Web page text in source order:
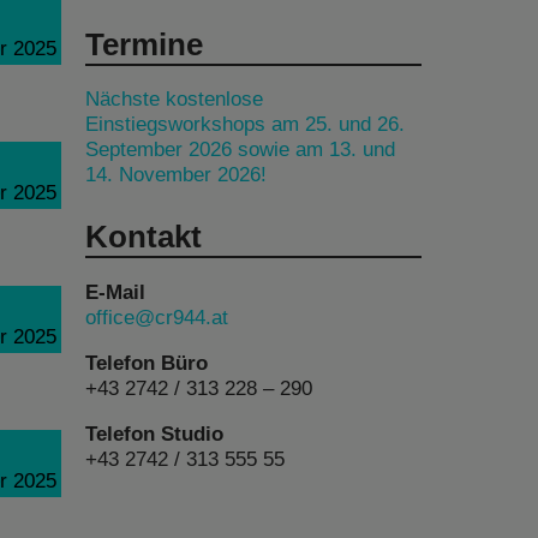
2025
2025
2025
2025
Termine
Nächste kostenlose
Einstiegsworkshops am 25. und 26.
September 2026 sowie am 13. und
14. November 2026!
Kontakt
E-Mail
office@cr944.at
Telefon Büro
+43 2742 / 313 228 – 290
Telefon Studio
+43 2742 / 313 555 55